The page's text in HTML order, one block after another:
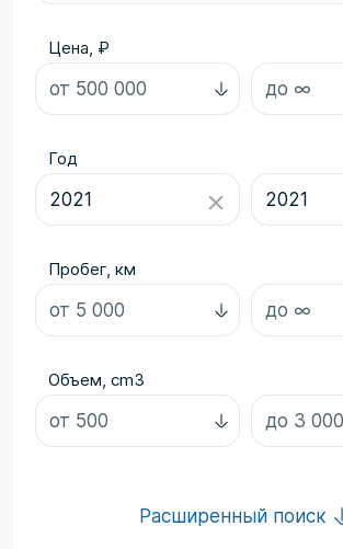
Цена, ₽
Год
Пробег, км
Объем, cm3
Расширенный поиск